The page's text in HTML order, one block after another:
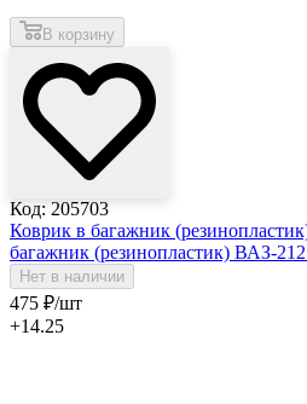
В корзину
Код: 205703
Коврик в багажник
багажник (резинопластик) ВАЗ-
Нет в наличии
475 ₽/шт
+14.25